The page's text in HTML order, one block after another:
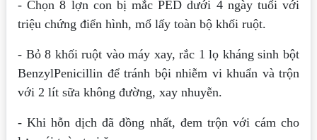
- Chọn 8 lợn con bị mắc PED dưới 4 ngày tuổi với
triệu chứng điển hình, mổ lấy toàn bộ khối ruột.
- Bỏ 8 khối ruột vào máy xay, rắc 1 lọ kháng sinh bột
BenzylPenicillin để tránh bội nhiễm vi khuẩn và trộn
với 2 lít sữa không đường, xay nhuyễn.
- Khi hỗn dịch đã đồng nhất, đem trộn với cám cho